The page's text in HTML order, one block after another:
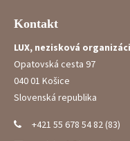
Kontakt
LUX, nezisková
Opatovská cesta 97
040 01 Košice
Slovenská republika
+421 55 678 54 82 (83)